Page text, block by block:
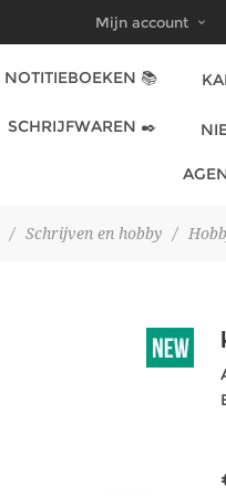
Mijn account
NOTITIEBOEKEN 📚
SCHRIJFWAREN ✒️
/ Schrijven en hobby /